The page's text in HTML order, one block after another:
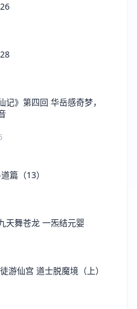
一个现代修行者自述：沐浴 26
四回 华岳感奇梦，
篇（13）
天舞苍龙 一炁结元婴
游仙宫 道士脱魔境（上）